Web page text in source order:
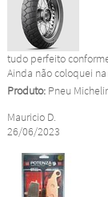
tudo perfeito
Ainda não coloquei
Produto:Pneu
Mauricio D.
26/06/2023